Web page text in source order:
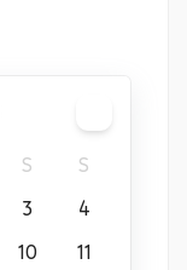
S
S
3
4
10
11